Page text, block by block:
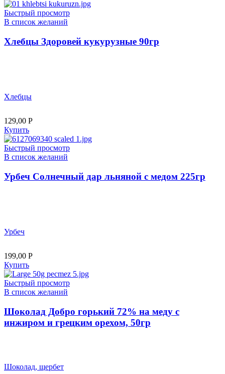
Быстрый просмотр
В список желаний
Хлебцы Здоровей кукурузные 90гр
Хлебцы
129,00 Р
Купить
Быстрый просмотр
В список желаний
Урбеч Солнечный дар льняной с медом 225гр
Урбеч
199,00 Р
Купить
Быстрый просмотр
В список желаний
Шоколад Добро горький 72% на меду с
инжиром и грецким орехом, 50гр
Шоколад, щербет